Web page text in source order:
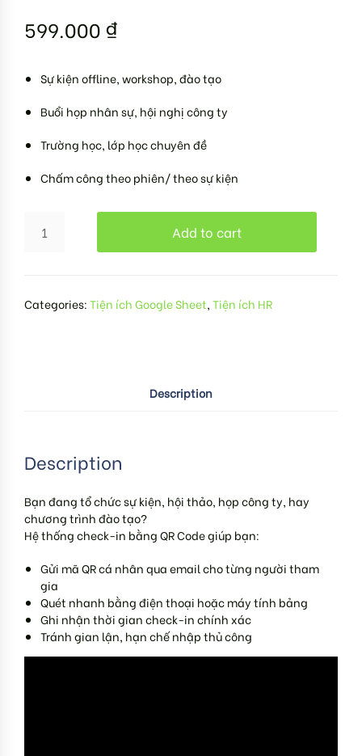
599.000 ₫
Sự kiện offline, workshop, đào tạo
Buổi họp nhân sự, hội nghị công ty
Trường học, lớp học chuyên đề
Chấm công theo phiên/ theo sự kiện
Add to cart
Categories:Tiện ích Google Sheet,Tiện ích HR
Description
Description
Bạn đang tổ chức sự kiện, hội thảo, họp công ty, hay
chương trình đào tạo?
Hệ thống check-in bằng QR Code giúp bạn:
Gửi mã QR cá nhân qua email cho từng người tham
gia
Quét nhanh bằng điện thoại hoặc máy tính bảng
Ghi nhận thời gian check-in chính xác
Tránh gian lận, hạn chế nhập thủ công